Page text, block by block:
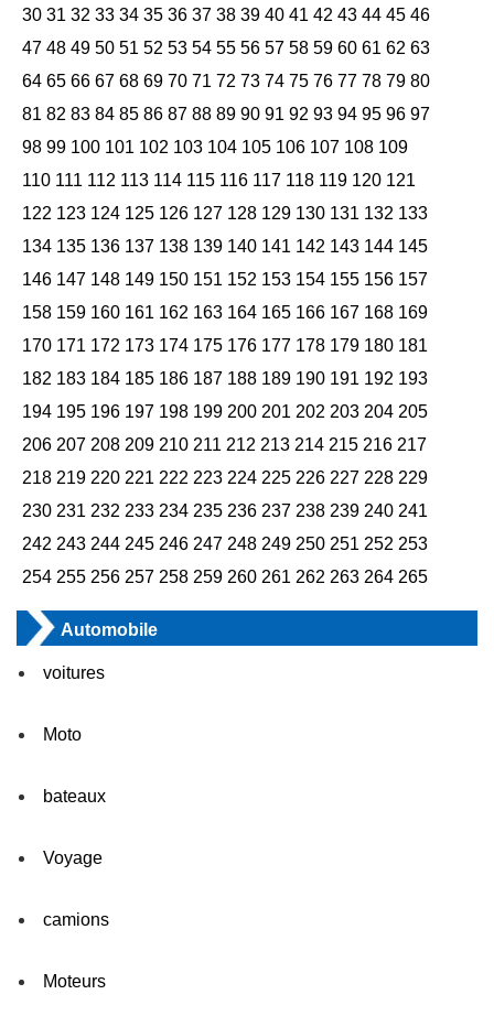
30 31 32 33 34 35 36 37 38 39 40 41 42 43 44 45 46
47 48 49 50 51 52 53 54 55 56 57 58 59 60 61 62 63
64 65 66 67 68 69 70 71 72 73 74 75 76 77 78 79 80
81 82 83 84 85 86 87 88 89 90 91 92 93 94 95 96 97
98 99 100 101 102 103 104 105 106 107 108 109
110 111 112 113 114 115 116 117 118 119 120 121
122 123 124 125 126 127 128 129 130 131 132 133
134 135 136 137 138 139 140 141 142 143 144 145
146 147 148 149 150 151 152 153 154 155 156 157
158 159 160 161 162 163 164 165 166 167 168 169
170 171 172 173 174 175 176 177 178 179 180 181
182 183 184 185 186 187 188 189 190 191 192 193
194 195 196 197 198 199 200 201 202 203 204 205
206 207 208 209 210 211 212 213 214 215 216 217
218 219 220 221 222 223 224 225 226 227 228 229
230 231 232 233 234 235 236 237 238 239 240 241
242 243 244 245 246 247 248 249 250 251 252 253
254 255 256 257 258 259 260 261 262 263 264 265
Automobile
voitures
Moto
bateaux
Voyage
camions
Moteurs